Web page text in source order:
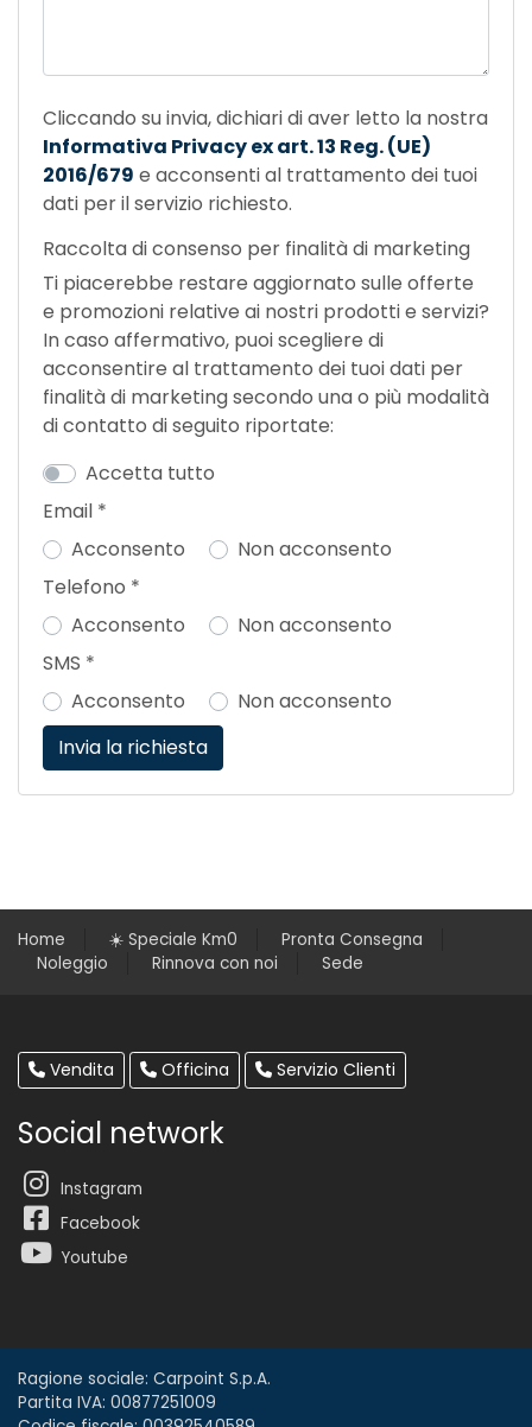
Cliccando su invia, dichiari di aver letto la nostra
Informativa Privacy ex art. 13 Reg. (UE)
2016/679 e acconsenti al trattamento dei tuoi
dati per il servizio richiesto.
Raccolta di consenso per finalità di marketing
Ti piacerebbe restare aggiornato sulle offerte
e promozioni relative ai nostri prodotti e servizi?
In caso affermativo, puoi scegliere di
acconsentire al trattamento dei tuoi dati per
finalità di marketing secondo una o più modalità
di contatto di seguito riportate:
Accetta tutto
Email *
Acconsento
Non acconsento
Telefono *
Acconsento
Non acconsento
SMS *
Acconsento
Non acconsento
Home ☀️ Speciale Km0
Pronta Consegna
Noleggio
Rinnova con noi Sede
Vendita Officina Servizio Clienti
Social network
Instagram
Facebook
Youtube
Ragione sociale: Carpoint S.p.A.
Partita IVA: 00877251009